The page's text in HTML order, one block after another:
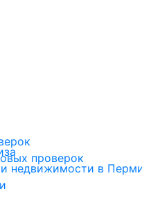
недвижимости в
проверок